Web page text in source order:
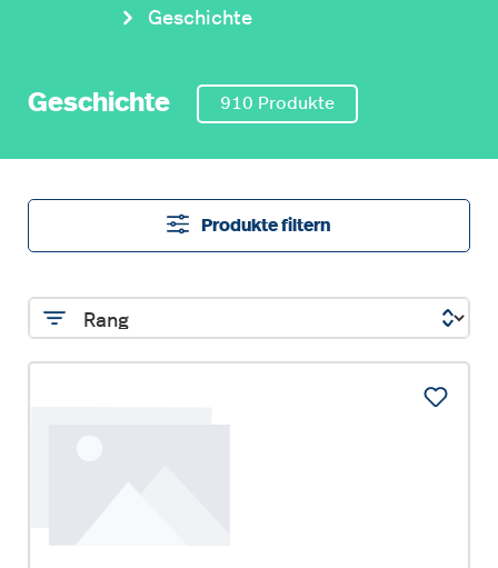
Geschichte
Geschichte 910 Produkte
Produkte filtern